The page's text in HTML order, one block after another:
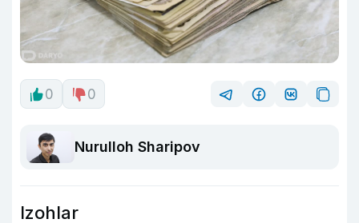
0 0
Nurulloh Sharipov
Izohlar